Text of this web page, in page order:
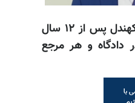
اعلام آمادگی صالح کهندل پس از ۱۲ سال
دادگاه و هر مرجع
با